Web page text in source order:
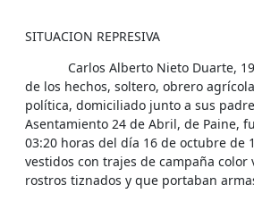
SITUACION REPRESIVA
Carlos Alberto Nieto Duarte, 19
de los hechos, soltero, obrero
política, domiciliado junto a sus
Asentamiento 24 de Abril, de Paine,
03:20 horas del día 16 de octubre de
vestidos con trajes de campaña color
rostros tiznados y que portaban